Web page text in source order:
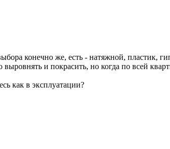
конечно же, есть - натяжной, пластик,
и покрасить, но когда по всей
как в эксплуатации?